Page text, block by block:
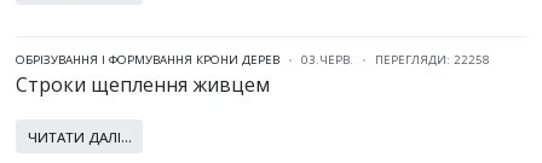
ОБРІЗУВАННЯ І ФОРМУВАННЯ КРОНИ ДЕРЕВ 03.ЧЕРВ. ПЕРЕГЛЯДИ: 22258
Строки щеплення живцем
ЧИТАТИ ДАЛІ...